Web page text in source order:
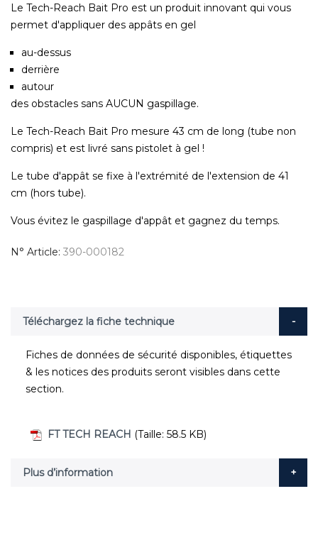
Le Tech-Reach Bait Pro est un produit innovant qui vous
permet d'appliquer des appâts en gel
au-dessus
derrière
autour
des obstacles sans AUCUN gaspillage.
Le Tech-Reach Bait Pro mesure 43 cm de long (tube non
compris) et est livré sans pistolet à gel !
Le tube d'appât se fixe à l'extrémité de l'extension de 41
cm (hors tube).
Vous évitez le gaspillage d'appât et gagnez du temps.
N° Article 390-000182
Téléchargez la fiche technique
Fiches de données de sécurité disponibles, étiquettes
& les notices des produits seront visibles dans cette
section.
FT TECH REACH (Taille: 58.5 KB)
Plus d’information